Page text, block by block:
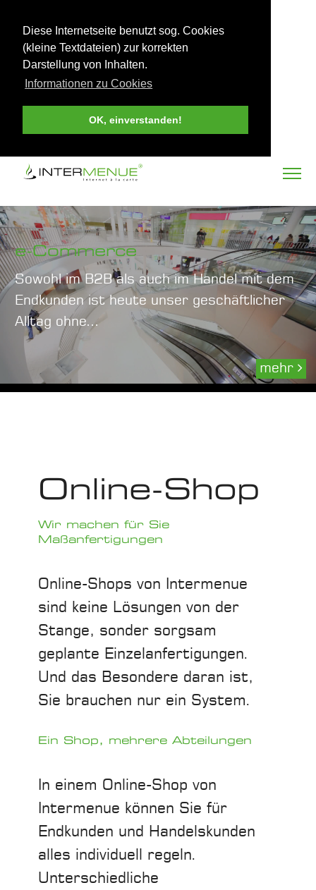
Diese Internetseite benutzt sog. Cookies
(kleine Textdateien) zur korrekten
Darstellung von Inhalten.
Informationen zu Cookies
OK, einverstanden!
e-Commerce
Sowohl im B2B als auch im Handel mit dem
Endkunden ist heute unser geschäftlicher
Alltag ohne...
mehr
Online-Shop
Wir machen für Sie
Maßanfertigungen
Online-Shops von Intermenue
sind keine Lösungen von der
Stange, sonder sorgsam
geplante Einzelanfertigungen.
Und das Besondere daran ist,
Sie brauchen nur ein System.
Ein Shop, mehrere Abteilungen
In einem Online-Shop von
Intermenue können Sie für
Endkunden und Handelskunden
alles individuell regeln.
Unterschiedliche